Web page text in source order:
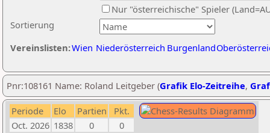
Sortierung
Nur "österreichische" Spieler
Vereinslisten:Wien Niederösterreich Burgenland
Pnr:108161 Name: Roland Leitgeber (Grafik Elo-Zeitreihe,
Periode Elo Partien
Pkt.
Oct. 2026 1838 0
0